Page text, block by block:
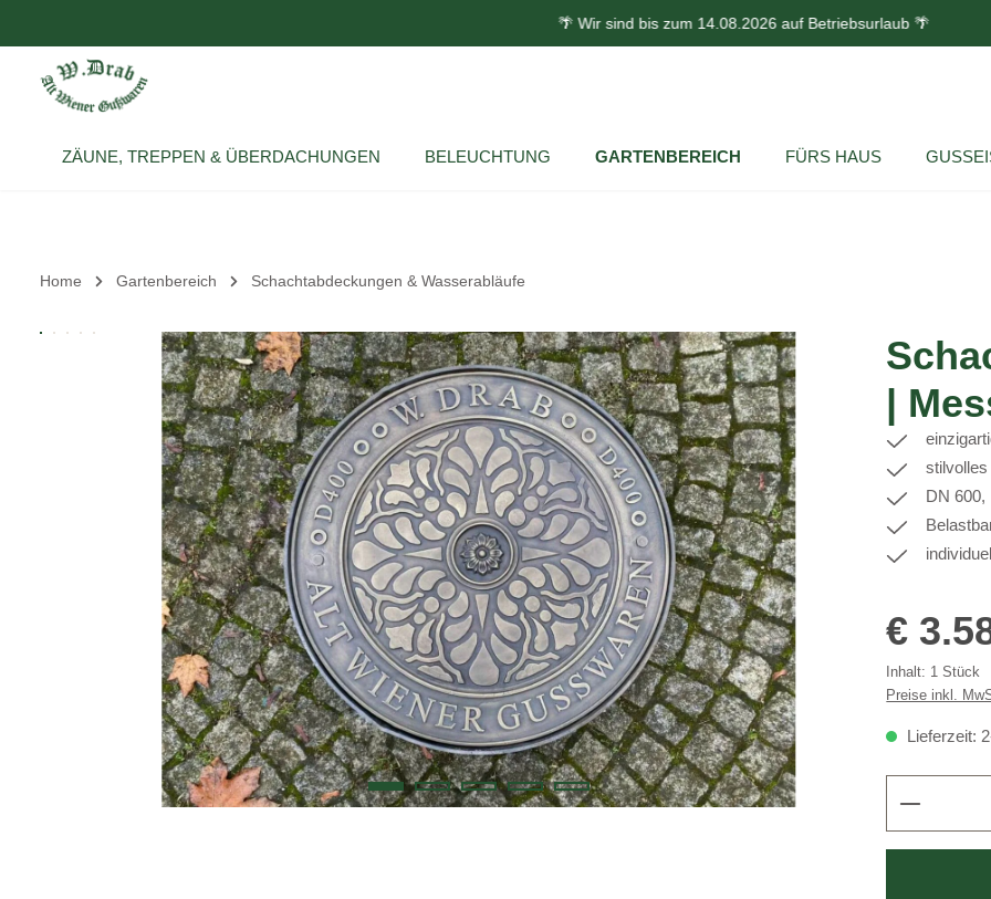
🌴 Wir sind bis zum 14.08.2026 auf Betriebsurlaub 🌴
ZÄUNE, TREPPEN & ÜBERDACHUNGEN BELEUCHTUNG GARTENBEREICH FÜRS HAUS
Home Gartenbereich Schachtabdeckungen & Wasserabläufe
Bildergalerie überspringen
|
DN 600,
€
Inhalt: 1 Stück
Preise inkl.
Lieferzeit: